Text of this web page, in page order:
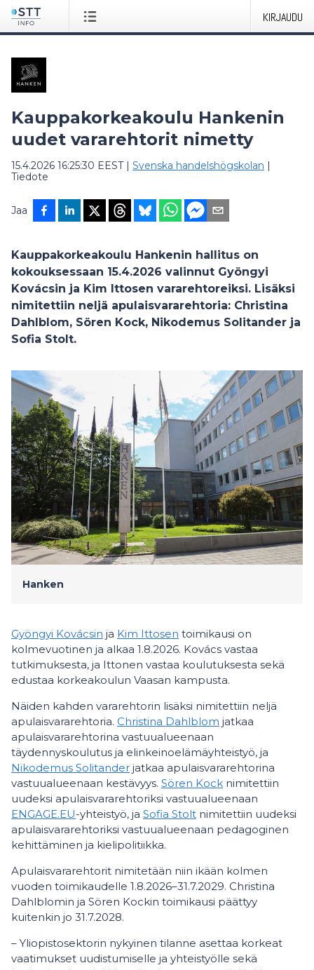
KIRJAUDU
Kauppakorkeakoulu Hankenin
uudet vararehtorit nimetty
15.4.2026 16:25:30 EEST| Svenska handelshögskolan |
Tiedote
Jaa
Kauppakorkeakoulu Hankenin hallitus on
kokouksessaan 15.4.2026 valinnut Gyöngyi
Kovácsin ja Kim Ittosen vararehtoreiksi. Lisäksi
nimitettiin neljä apulaisvararehtoria: Christina
Dahlblom, Sören Kock, Nikodemus Solitander ja
Sofia Stolt.
Hanken
Gyöngyi Kovácsin ja Kim Ittosen toimikausi on
kolmevuotinen ja alkaa 1.8.2026. Kovács vastaa
tutkimuksesta, ja Ittonen vastaa koulutuksesta sekä
edustaa korkeakoulun Vaasan kampusta.
Näiden kahden vararehtorin lisäksi nimitettiin neljä
apulaisvararehtoria. Christina Dahlblom jatkaa
apulaisvararehtorina vastuualueenaan
täydennyskoulutus ja elinkeinoelämäyhteistyö, ja
Nikodemus Solitander jatkaa apulaisvararehtorina
vastuualueenaan kestävyys. Sören Kock nimitettiin
uudeksi apulaisvararehtoriksi vastuualueenaan
ENGAGE.EU-yhteistyö, ja Sofia Stolt nimitettiin uudeksi
apulaisvararehtoriksi vastuualueenaan pedagoginen
kehittäminen ja kielipolitiikka.
Apulaisvararehtorit nimitetään niin ikään kolmen
vuoden toimikaudelle 1.8.2026–31.7.2029. Christina
Dahlblomin ja Sören Kockin toimikausi päättyy
kuitenkin jo 31.7.2028.
– Yliopistosektorin nykyinen tilanne asettaa korkeat
vaatimukset uudistumiselle ja yhteistyölle sekä